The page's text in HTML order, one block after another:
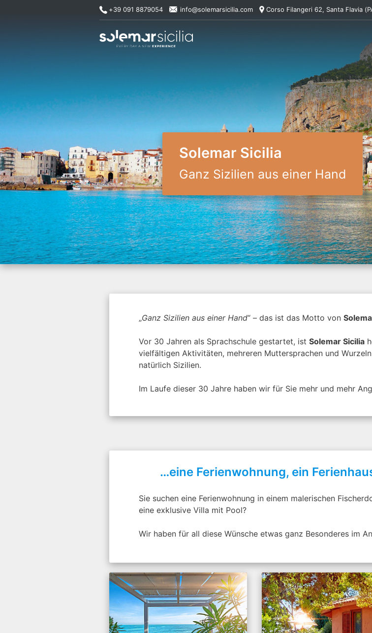
+39 091 8879054 info@solemarsicilia.com Corso Filangeri 62, Santa Flavia
Solemar Sicilia
Ganz Sizilien aus einer Hand
„Ganz Sizilien aus einer Hand“ – das ist das Motto von
Vor 30 Jahren als Sprachschule gestartet, ist Solemar Sicilia
vielfältigen Aktivitäten, mehreren Muttersprachen und
natürlich Sizilien.
Im Laufe dieser 30 Jahre haben wir für Sie mehr und mehr
…eine Ferienwohnung, ein
Sie suchen eine Ferienwohnung in einem malerischen
eine exklusive Villa mit Pool?
Wir haben für all diese Wünsche etwas ganz Besonderes im